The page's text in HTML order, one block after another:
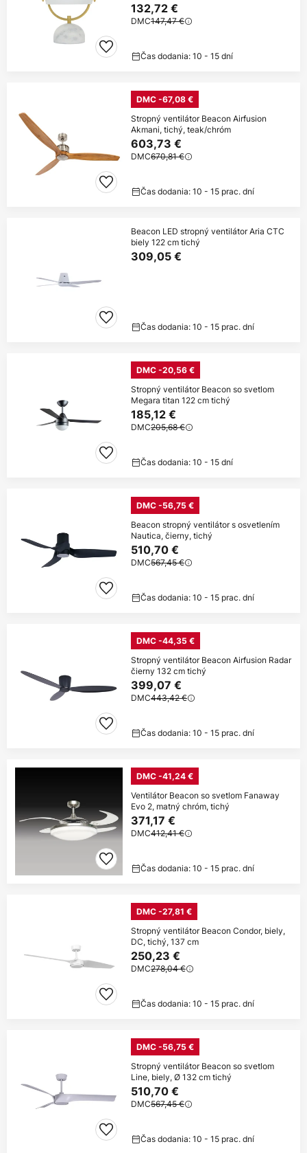
132,72 €
DMC147,47 €
Čas dodania: 10 - 15 dní
DMC -67,08 €
Stropný ventilátor Beacon Airfusion
Akmani, tichý, teak/chróm
603,73 €
DMC670,81 €
Čas dodania: 10 - 15 prac. dní
Beacon LED stropný ventilátor Aria CTC
biely 122 cm tichý
309,05 €
Čas dodania: 10 - 15 prac. dní
DMC -20,56 €
Stropný ventilátor Beacon so svetlom
Megara titan 122 cm tichý
185,12 €
DMC205,68 €
Čas dodania: 10 - 15 dní
DMC -56,75 €
Beacon stropný ventilátor s osvetlením
Nautica, čierny, tichý
510,70 €
DMC567,45 €
Čas dodania: 10 - 15 prac. dní
DMC -44,35 €
Stropný ventilátor Beacon Airfusion Radar
čierny 132 cm tichý
399,07 €
DMC443,42 €
Čas dodania: 10 - 15 prac. dní
DMC -41,24 €
Ventilátor Beacon so svetlom Fanaway
Evo 2, matný chróm, tichý
371,17 €
DMC412,41 €
Čas dodania: 10 - 15 prac. dní
DMC -27,81 €
Stropný ventilátor Beacon Condor, biely,
DC, tichý, 137 cm
250,23 €
DMC278,04 €
Čas dodania: 10 - 15 prac. dní
DMC -56,75 €
Stropný ventilátor Beacon so svetlom
Line, biely, Ø 132 cm tichý
510,70 €
DMC567,45 €
Čas dodania: 10 - 15 prac. dní